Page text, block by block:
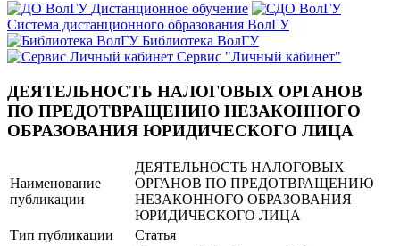
Дистанционное обучение
Система дистанционного образования ВолГУ
Библиотека ВолГУ
Сервис "Личный кабинет"
ДЕЯТЕЛЬНОСТЬ НАЛОГОВЫХ ОРГАНОВ
ПО ПРЕДОТВРАЩЕНИЮ НЕЗАКОННОГО
ОБРАЗОВАНИЯ ЮРИДИЧЕСКОГО ЛИЦА
Наименование
публикации
ДЕЯТЕЛЬНОСТЬ НАЛОГОВЫХ
ОРГАНОВ ПО ПРЕДОТВРАЩЕНИЮ
НЕЗАКОННОГО ОБРАЗОВАНИЯ
ЮРИДИЧЕСКОГО ЛИЦА
Тип публикации
Статья